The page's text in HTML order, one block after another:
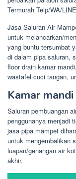
Termurah Telp/WA/
Jasa Saluran Air
untuk melancarkan/
yang buntu tersumbat
di dalam pipa saluran,
floor drain kamar
wastafel cuci tangan,
Kamar
Saluran pembuangan
penggunanya menjadi
jasa pipa mampet
untuk mengembalikan
luapan/genangan air
akhir.